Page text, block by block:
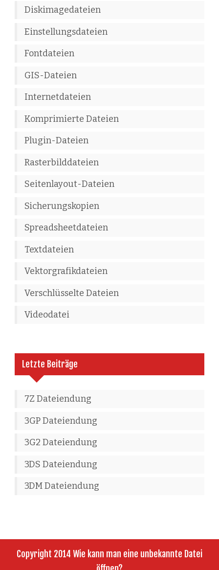
Diskimagedateien
Einstellungsdateien
Fontdateien
GIS-Dateien
Internetdateien
Komprimierte Dateien
Plugin-Dateien
Rasterbilddateien
Seitenlayout-Dateien
Sicherungskopien
Spreadsheetdateien
Textdateien
Vektorgrafikdateien
Verschlüsselte Dateien
Videodatei
Letzte Beiträge
7Z Dateiendung
3GP Dateiendung
3G2 Dateiendung
3DS Dateiendung
3DM Dateiendung
Copyright 2014 Wie kann man eine unbekannte Datei